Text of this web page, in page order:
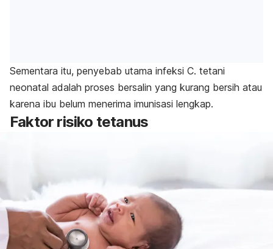
Sementara itu, penyebab utama infeksi C. tetani
neonatal adalah proses bersalin yang kurang bersih atau
karena ibu belum menerima imunisasi lengkap.
Faktor risiko tetanus